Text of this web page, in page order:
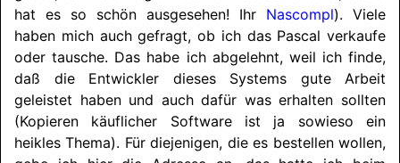
hat es so schön ausgesehen! Ihr Nascompl). Viele
haben mich auch gefragt, ob ich das Pascal verkaufe
oder tausche. Das habe ich abgelehnt, weil ich finde,
daß die Entwickler dieses Systems gute Arbeit
geleistet haben und auch dafür was erhalten sollten
(Kopieren käuflicher Software ist ja sowieso ein
heikles Thema). Für diejenigen, die es bestellen wollen,